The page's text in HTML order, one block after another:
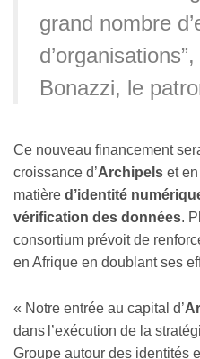
grand nombre
Bonazzi, le
Ce nouveau financement
croissance d’Archipels et
matière d’identité
vérification des données.
consortium prévoit de
en Afrique en doublant ses
« Notre entrée au capital d’
dans l’exécution de la
Groupe autour des identités